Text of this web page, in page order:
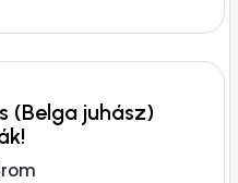
(Belga juhász)